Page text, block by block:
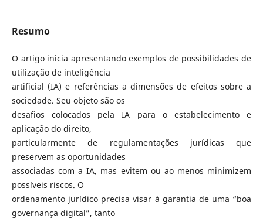
Resumo
O artigo inicia apresentando exemplos de possibilidades de
utilização de inteligência
artificial (IA) e referências a dimensões de efeitos sobre a
sociedade. Seu objeto são os
desafios colocados pela IA para o estabelecimento e
aplicação do direito,
particularmente de regulamentações jurídicas que
preservem as oportunidades
associadas com a IA, mas evitem ou ao menos minimizem
possíveis riscos. O
ordenamento jurídico precisa visar à garantia de uma “boa
governança digital”, tanto